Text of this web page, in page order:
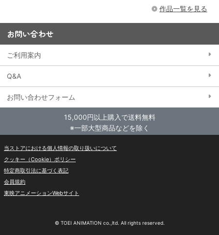
作品一覧を見る
お問い合わせ
ご利用案内
Q&A
お問い合わせフォーム
15,000円以上購入で送料無料
※一部大型商品などを除く
当ストアにおける個人情報の取り扱いについて
クッキー（Cookie）ポリシー
特定商取引法に基づく表記
会員規約
東映アニメーションWebサイト
© TOEI ANIMATION co.,ltd. All rights reserved.